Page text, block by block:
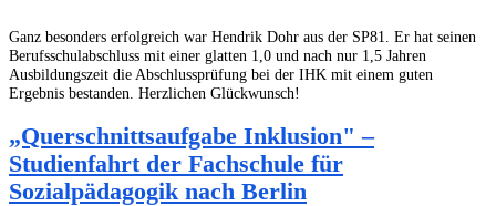
Ganz besonders erfolgreich war Hendrik Dohr aus der SP81. Er hat seinen
Berufsschulabschluss mit einer glatten 1,0 und nach nur 1,5 Jahren
Ausbildungszeit die Abschlussprüfung bei der IHK mit einem guten
Ergebnis bestanden. Herzlichen Glückwunsch!
„Querschnittsaufgabe Inklusion" –
Studienfahrt der Fachschule für
Sozialpädagogik nach Berlin